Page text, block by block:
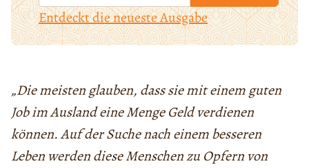
Entdeckt die neueste Ausgabe
„Die meisten glauben, dass sie mit einem guten
Job im Ausland eine Menge Geld verdienen
können. Auf der Suche nach einem besseren
Leben werden diese Menschen zu Opfern von